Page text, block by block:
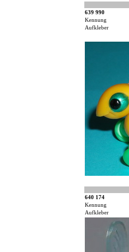
639 990
Kennung
Aufkleber
640 174
Kennung
Aufkleber